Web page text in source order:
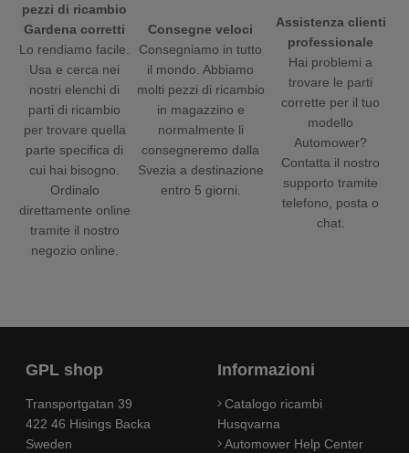
pezzi di ricambio
Gardena corretti
Lo rendiamo facile.
Usa e cerca nei
nostri elenchi di
parti di ricambio
per trovare quella
parte specifica di
cui hai bisogno.
Ordinalo
direttamente online
tramite il nostro
negozio online.
Consegne veloci
Consegniamo in tutto
il mondo. Abbiamo
molti pezzi di ricambio
in magazzino e
normalmente li
consegneremo dalla
Svezia a destinazione
entro 5 giorni.
Assistenza clienti
professionale
Hai problemi a
trovare le parti
corrette per il tuo
modello
Automower?
Contatta il nostro
supporto tramite
telefono, posta o
chat.
GPL shop
Transportgatan 39
422 46 Hisings Backa
Sweden
Informazioni
Catalogo ricambi
Husqvarna
Automower Help Center